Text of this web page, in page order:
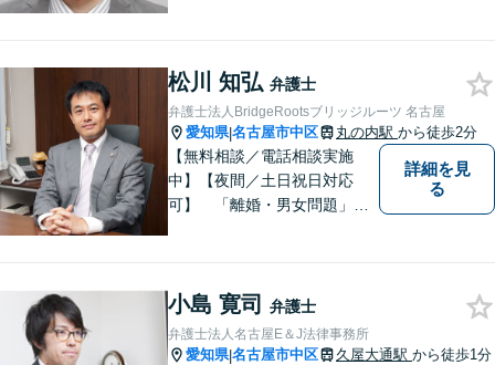
松川 知弘 弁護士
弁護士法人BridgeRootsブリッジルーツ 名古屋
愛知県|名古屋市中区 丸の内駅 から徒歩2分
【無料相談／電話相談実施
中】【夜間／土日祝日対応
可】 「離婚・男女問題」
弁護士と事務職員が力を合わ
せ、依頼者のみなさまに満足
していただけるようサポート
詳細を見
る
小島 寛司 弁護士
弁護士法人名古屋E＆J法律事務所
愛知県|名古屋市中区 久屋大通駅 から徒歩1分